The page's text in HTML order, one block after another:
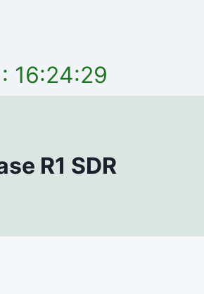
16:24:29
R1 SDR